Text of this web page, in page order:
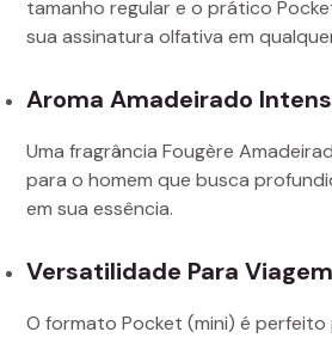
tamanho regular e o prático
sua assinatura olfativa em
Aroma Amadeirado
Uma fragrância Fougère
para o homem que busca
em sua essência.
Versatilidade Para Viagem
O formato Pocket (mini) é perfeito